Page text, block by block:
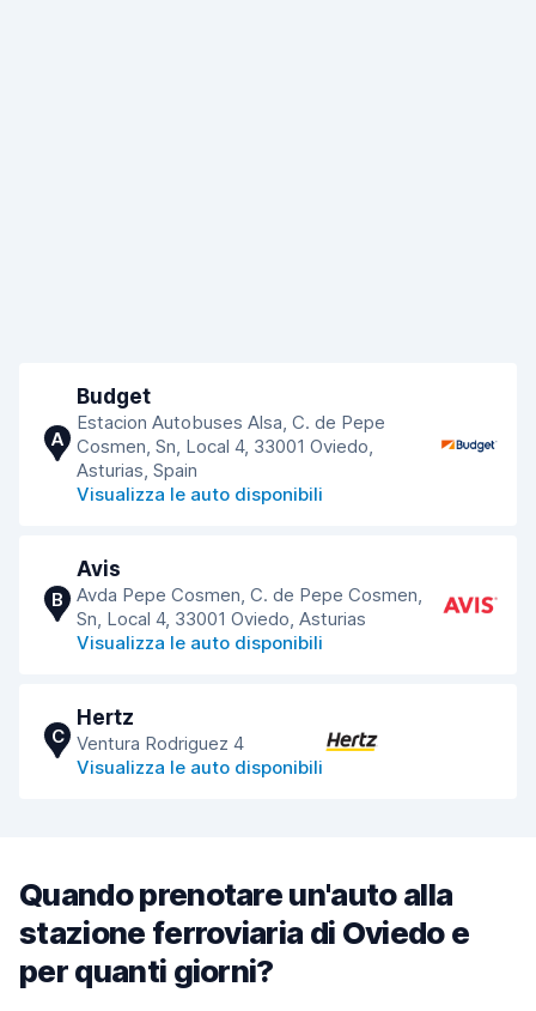
A
Budget
Estacion Autobuses Alsa, C. de Pepe
Cosmen, Sn, Local 4, 33001 Oviedo,
Asturias, Spain
Visualizza le auto disponibili
B
Avis
Avda Pepe Cosmen, C. de Pepe Cosmen,
Sn, Local 4, 33001 Oviedo, Asturias
Visualizza le auto disponibili
C
Hertz
Ventura Rodriguez 4
Visualizza le auto disponibili
Quando prenotare un'auto alla
stazione ferroviaria di Oviedo e
per quanti giorni?